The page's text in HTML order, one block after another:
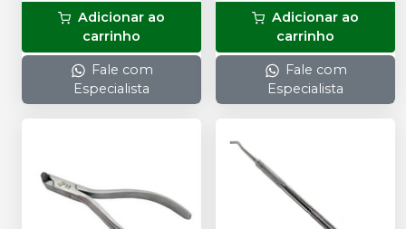
Adicionar ao
carrinho
Fale com
Especialista
Adicionar ao
carrinho
Fale com
Especialista